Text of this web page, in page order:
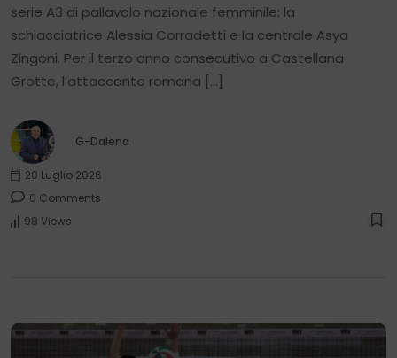
serie A3 di pallavolo nazionale femminile: la
schiacciatrice Alessia Corradetti e la centrale Asya
Zingoni. Per il terzo anno consecutivo a Castellana
Grotte, l’attaccante romana […]
G-Dalena
20 Luglio 2026
0 Comments
98 Views